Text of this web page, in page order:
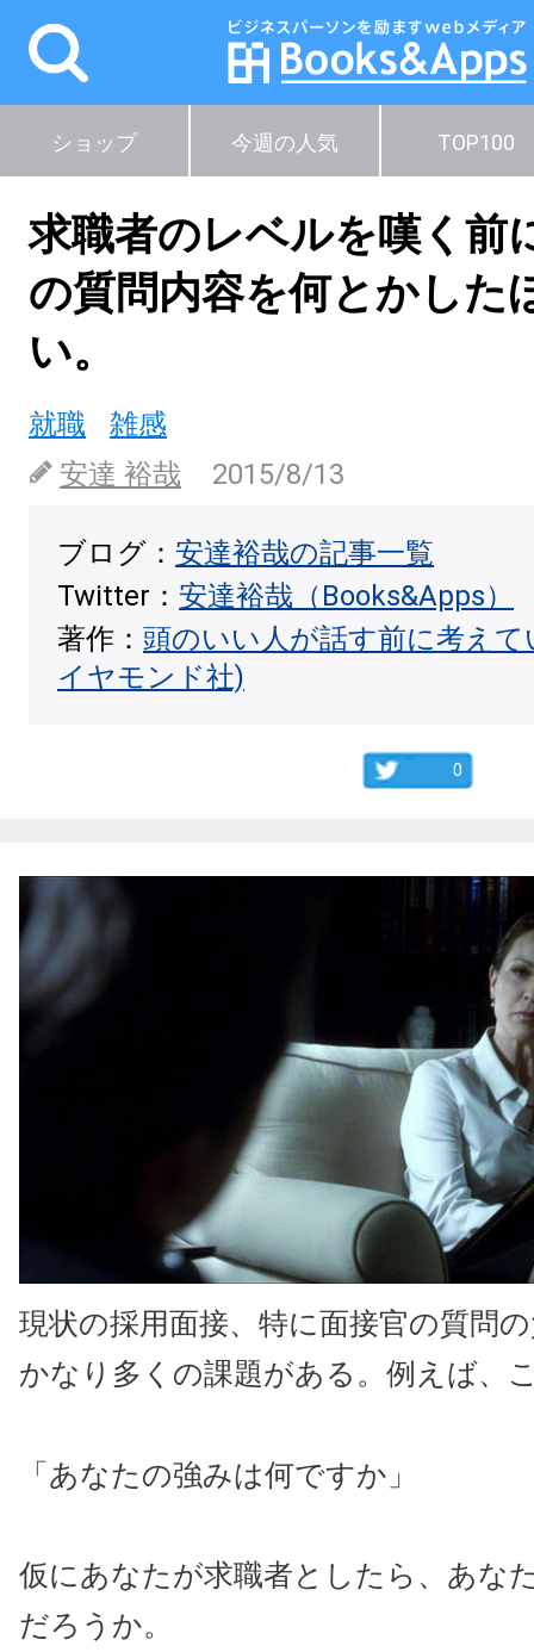
ショップ 今週の人気 TOP100
求職者のレベルを嘆く前
の質問内容を何とかした
い。
就職
雑感
安達 裕哉
2015/8/13
ブログ： 安達裕哉の記事一覧
Twitter： 安達裕哉（Books&Apps）
著作： 頭のいい人が話す前に考え
イヤモンド社)
0
現状の採用面接、特に面接官の質問
かなり多くの課題がある。例えば、
「あなたの強みは何ですか」
仮にあなたが求職者としたら、あな
だろうか。